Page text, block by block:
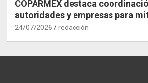
COPARMEX destaca
autoridades y empresas para
impacto del Tren
24/07/2026 redacción